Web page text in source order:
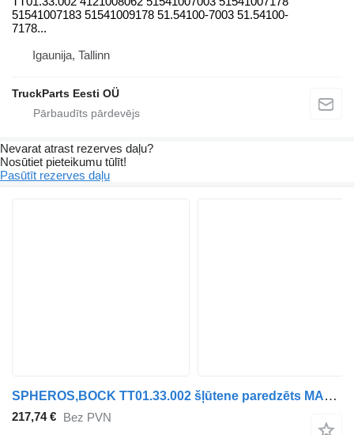
51541007183 51541009178 51.54100-7003 51.54100-
7178...
Igaunija, Tallinn
TruckParts Eesti OÜ
Nevarat atrast rezerves daļu?
Nosūtiet pieteikumu tūlīt!
Pasūtīt rezerves daļu
SPHEROS,BOCK TT01.33.002 šļūtene paredzēts MAN autobusa
217,74 € Bez PVN